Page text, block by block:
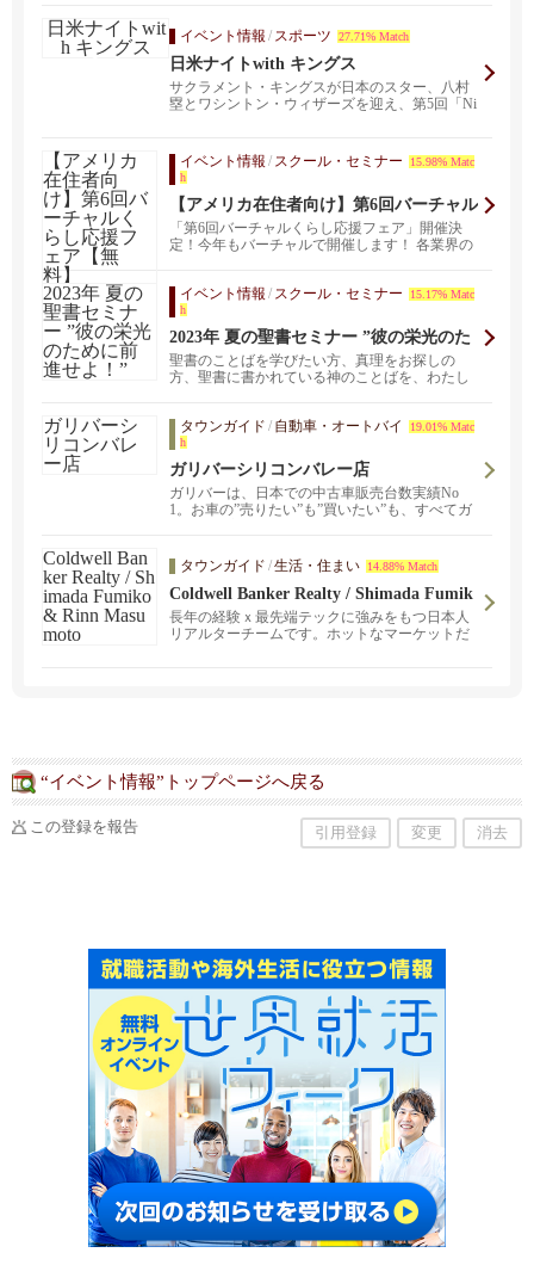
イベント情報 / スポーツ 27.71% Match
日米ナイトwith キングス
サクラメント・キングスが日本のスター、八村
塁とワシントン・ウィザーズを迎え、第5回「Ni
イベント情報 / スクール・セミナー
15.98% Matc
h
【アメリカ在住者向け】第6回バーチャル
くらし応援フェア【無料】
「第6回バーチャルくらし応援フェア」開催決
定！今年もバーチャルで開催します！ 各業界の
イベント情報 / スクール・セミナー
15.17% Matc
h
2023年 夏の聖書セミナー ”彼の栄光のた
めに前進せよ！”
聖書のことばを学びたい方、真理をお探しの
方、聖書に書かれている神のことばを、わたし
タウンガイド / 自動車・オートバイ
19.01% Matc
h
ガリバーシリコンバレー店
ガリバーは、日本での中古車販売台数実績No
1。お車の”売りたい”も”買いたい”も、すべてガ
車に関するコンサルティングサービスもご提供
しております。
タウンガイド /生活・住まい 14.88% Match
Coldwell Banker Realty / Shimada Fumik
o & Rinn Masumoto
長年の経験ｘ最先端テックに強みをもつ日本人
リアルターチームです。ホットなマーケットだ
“イベント情報”トップページへ戻る
この登録を報告 引用登録 変更 消去